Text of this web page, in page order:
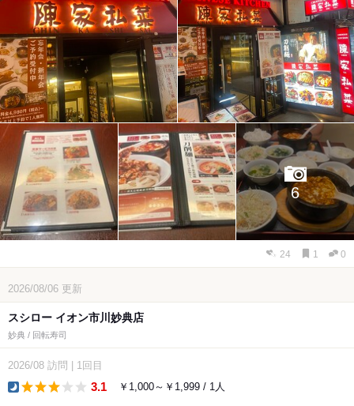
6
24 1 0
2026/08/06 更新
スシロー イオン市川妙典店
妙典 / 回転寿司
2026/08 訪問 1回目
3.1 ￥1,000～￥1,999 / 1人